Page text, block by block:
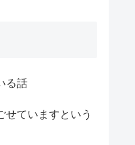
る話
せていますという